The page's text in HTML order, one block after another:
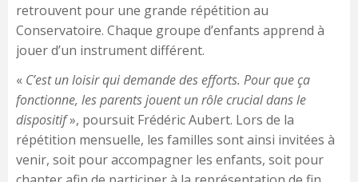
retrouvent pour une grande répétition au
Conservatoire. Chaque groupe d’enfants apprend à
jouer d’un instrument différent.
« C’est un loisir qui demande des efforts. Pour que ça
fonctionne, les parents jouent un rôle crucial dans le
dispositif», poursuit Frédéric Aubert. Lors de la
répétition mensuelle, les familles sont ainsi invitées à
venir, soit pour accompagner les enfants, soit pour